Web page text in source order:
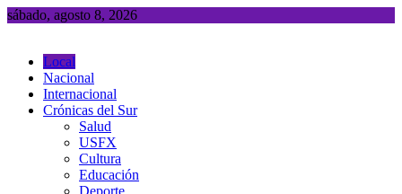
Saltar
sábado, agosto 8, 2026
Local
Nacional
Internacional
Crónicas del Sur
Salud
USFX
Cultura
Educación
Deporte